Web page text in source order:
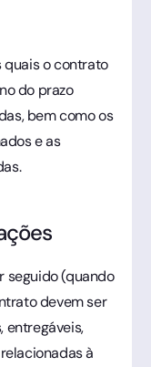
quais o contrato
do prazo
bem como os
e as
seguido (quando
devem ser
entregáveis,
à